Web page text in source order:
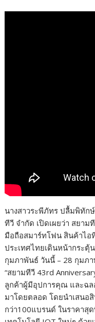
นางสาวระพีภัทร ปลื้มพิทัก
ทีวี จำกัด เปิดเผยว่า สยา
มือถือสมาร์ทโฟน สินค้าไ
ประเทศไทยเดินหน้ากระตุ้
กุมภาพันธ์ วันนี้ – 28 กุมภ
“สยามทีวี 43rd
ลูกค้าผู้มีอุปการคุณ และฉล
มาโดยตลอด โดยนำเสนอ
กว่า100แบรนด์ ในราคาสุ